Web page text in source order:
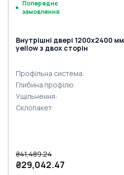
Попереднє
замовлення
Внутрішні двері 1200x2400
yellow з двох сторін
Профільна система:
Глибина профілю:
Ущільнення:
Склопакет:
₴41,489.24
₴29,042.47